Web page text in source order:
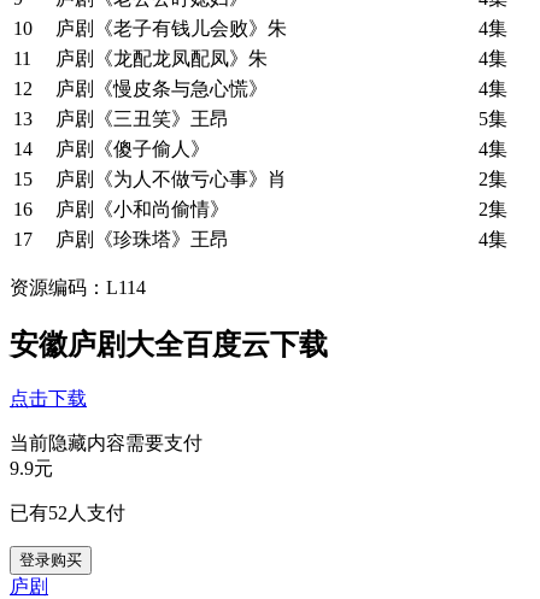
10
庐剧《老子有钱儿会败》朱
4集
11
庐剧《龙配龙凤配凤》朱
4集
12
庐剧《慢皮条与急心慌》
4集
13
庐剧《三丑笑》王昂
5集
14
庐剧《傻子偷人》
4集
15
庐剧《为人不做亏心事》肖
2集
16
庐剧《小和尚偷情》
2集
17
庐剧《珍珠塔》王昂 4集
资源编码：L114
安徽庐剧大全百度云下载
点击下载
当前隐藏内容需要支付
9.9元
已有52人支付
登录购买
庐剧